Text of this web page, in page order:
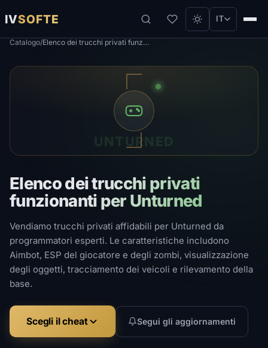
IVSOFTE IT
Catalogo/ Elenco dei trucchi privati ​​funzionanti per Unturned
Elenco dei trucchi privati ​​
funzionanti per Unturned
Vendiamo trucchi privati ​​affidabili per Unturned da
programmatori esperti. Le caratteristiche includono
Aimbot, ESP del giocatore e degli zombi, visualizzazione
degli oggetti, tracciamento dei veicoli e rilevamento della
base.
Scegli il cheat Segui gli aggiornamenti
UNTURNED